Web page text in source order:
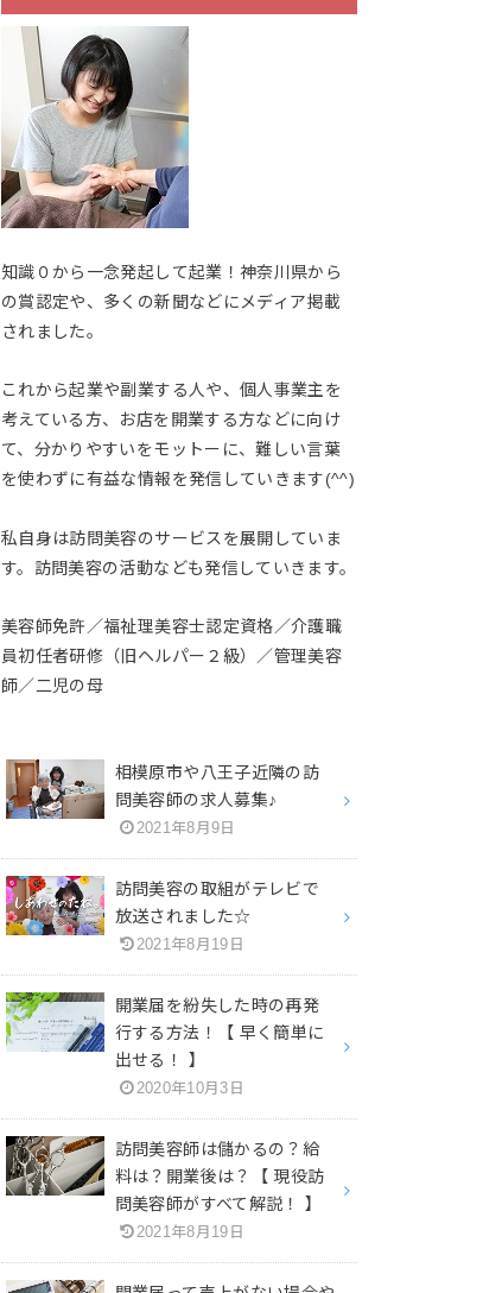
知識０から一念発起して起業！神奈川県から
の賞認定や、多くの新聞などにメディア掲載
されました。
これから起業や副業する人や、個人事業主を
考えている方、お店を開業する方などに向け
て、分かりやすいをモットーに、難しい言葉
を使わずに有益な情報を発信していきます(^^)
私自身は訪問美容のサービスを展開していま
す。訪問美容の活動なども発信していきます。
美容師免許／福祉理美容士認定資格／介護職
員初任者研修（旧ヘルパー２級）／管理美容
師／二児の母
相模原市や八王子近隣の訪
問美容師の求人募集♪
2021年8月9日
訪問美容の取組がテレビで
放送されました☆
2021年8月19日
開業届を紛失した時の再発
行する方法！【 早く簡単に
出せる！ 】
2020年10月3日
訪問美容師は儲かるの？給
料は？開業後は？【 現役訪
問美容師がすべて解説！ 】
2021年8月19日